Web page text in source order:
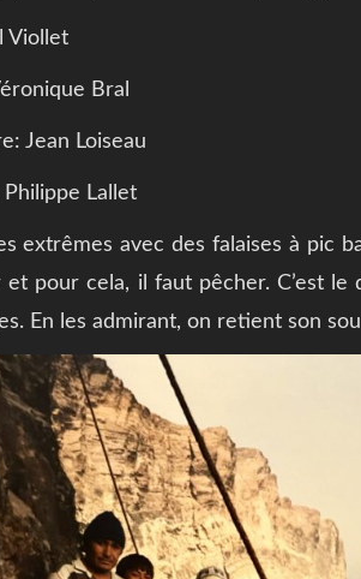
Viollet
Bral
Jean Loiseau
Philippe Lallet
extrêmes avec des falaises à pic
et pour cela, il faut pêcher. C’est
En les admirant, on retient son